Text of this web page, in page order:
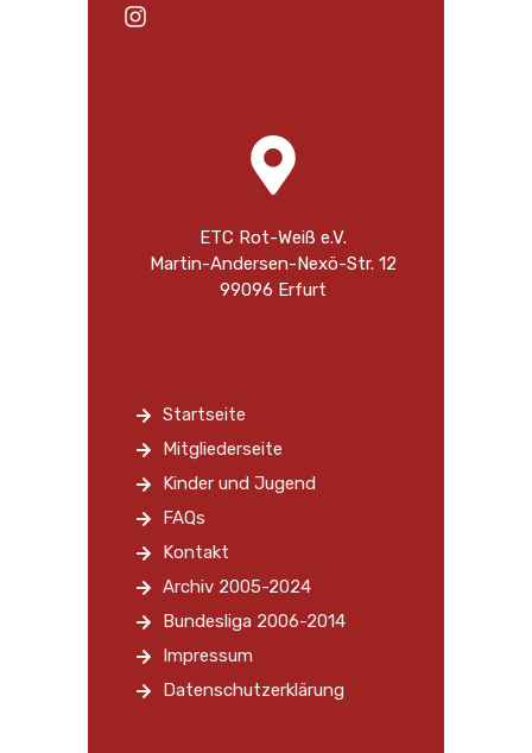
ETC Rot-Weiß e.V.
Martin-Andersen-Nexö-Str. 12
99096 Erfurt
Startseite
Mitgliederseite
Kinder und Jugend
FAQs
Kontakt
Archiv 2005-2024
Bundesliga 2006-2014
Impressum
Datenschutzerklärung